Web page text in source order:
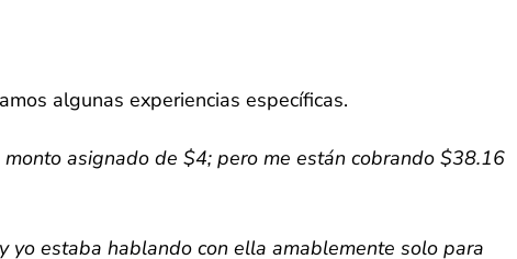
algunas experiencias específicas.
asignado de $4; pero me están cobrando $38.16
yo estaba hablando con ella amablemente solo para